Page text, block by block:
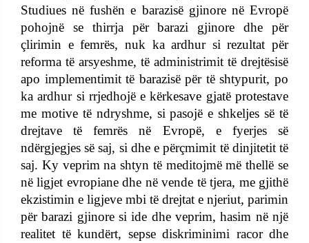
Studiues në fushën e barazisë gjinore në Evropë
pohojnë se thirrja për barazi gjinore dhe për
çlirimin e femrës, nuk ka ardhur si rezultat për
reforma të arsyeshme, të administrimit të drejtësisë
apo implementimit të barazisë për të shtypurit, po
ka ardhur si rrjedhojë e kërkesave gjatë protestave
me motive të ndryshme, si pasojë e shkeljes së të
drejtave të femrës në Evropë, e fyerjes së
ndërgjegjes së saj, si dhe e përçmimit të dinjitetit të
saj. Ky veprim na shtyn të meditojmë më thellë se
në ligjet evropiane dhe në vende të tjera, me gjithë
ekzistimin e ligjeve mbi të drejtat e njeriut, parimin
për barazi gjinore si ide dhe veprim, hasim në një
realitet të kundërt, sepse diskriminimi racor dhe